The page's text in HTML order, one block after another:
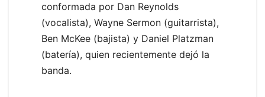
conformada por Dan Reynolds
(vocalista), Wayne Sermon (guitarrista),
Ben McKee (bajista) y Daniel Platzman
(batería), quien recientemente dejó la
banda.